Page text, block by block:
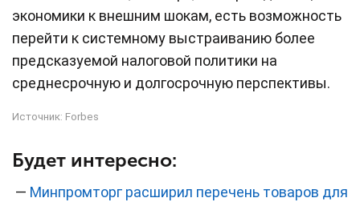
экономики к внешним шокам, есть возможность
перейти к системному выстраиванию более
предсказуемой налоговой политики на
среднесрочную и долгосрочную перспективы.
Источник: Forbes
Будет интересно:
— Минпромторг расширил перечень товаров для